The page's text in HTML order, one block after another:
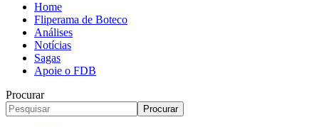
Home
Fliperama de Boteco
Análises
Notícias
Sagas
Apoie o FDB
Procurar